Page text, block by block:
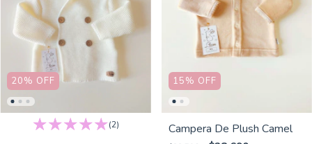
20% OFF
(2)
15% OFF
Campera De Plush Camel